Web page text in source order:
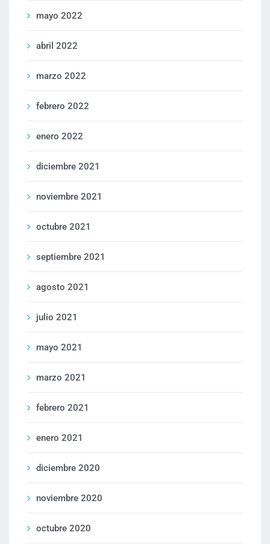
mayo 2022
abril 2022
marzo 2022
febrero 2022
enero 2022
diciembre 2021
noviembre 2021
octubre 2021
septiembre 2021
agosto 2021
julio 2021
mayo 2021
marzo 2021
febrero 2021
enero 2021
diciembre 2020
noviembre 2020
octubre 2020